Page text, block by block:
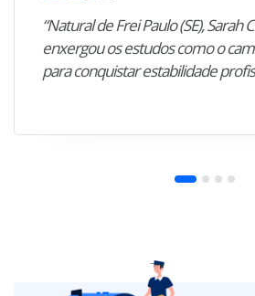
“Natural de Frei Paulo (SE), Sarah
enxergou os estudos como o
para conquistar estabilidade